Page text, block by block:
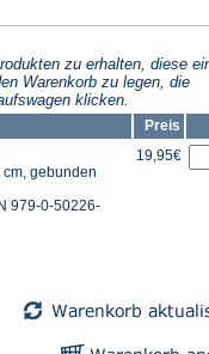
Tab)
zu erhalten, diese
Warenkorb zu legen, die
klicken.
Preis
gebunden
979-0-50226-
19,95€